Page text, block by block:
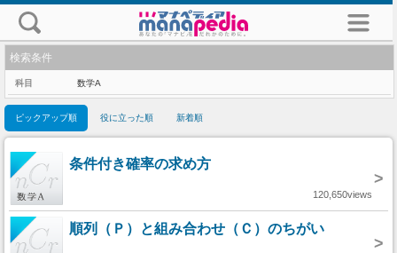
検索条件
科目 数学A
ピックアップ順 役に立った順 新着順
条件付き確率の求め方
>
120,650views
順列（Ｐ）と組み合わせ（Ｃ）のちがい
>